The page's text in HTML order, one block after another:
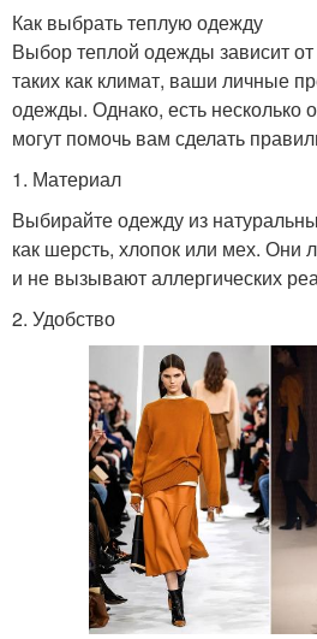
Как выбрать теплую одежду
Выбор теплой одежды зависит
таких как климат, ваши личные
одежды. Однако, есть несколько
могут помочь вам сделать
1. Материал
Выбирайте одежду из
как шерсть, хлопок или мех. Они
и не вызывают аллергических
2. Удобство